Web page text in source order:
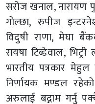
सरोज खनाल, नारायण
गोल्छा, रुपीज
विदुषी राणा, मेघा
रायषा टिब्डेवाल,
भारतीय पत्रकार मेहुल
निर्णायक मण्डल
अरुलाई बद्नाम गर्नु